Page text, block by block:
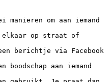
om aan iemand
elkaar op straat of
berichtje via Facebook
aan iemand